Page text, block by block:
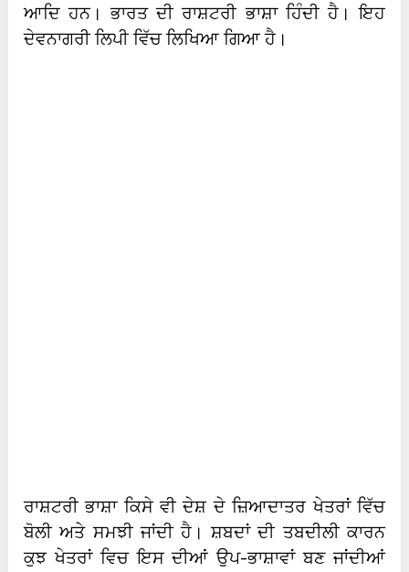
ਆਦਿ ਹਨ। ਭਾਰਤ ਦੀ ਰਾਸ਼ਟਰੀ ਭਾਸ਼ਾ ਹਿੰਦੀ ਹੈ। ਇਹ
ਦੇਵਨਾਗਰੀ ਲਿਪੀ ਵਿੱਚ ਲਿਖਿਆ ਗਿਆ ਹੈ।
ਰਾਸ਼ਟਰੀ ਭਾਸ਼ਾ ਕਿਸੇ ਵੀ ਦੇਸ਼ ਦੇ ਜ਼ਿਆਦਾਤਰ ਖੇਤਰਾਂ ਵਿੱਚ
ਬੋਲੀ ਅਤੇ ਸਮਝੀ ਜਾਂਦੀ ਹੈ। ਸ਼ਬਦਾਂ ਦੀ ਤਬਦੀਲੀ ਕਾਰਨ
ਕੁਝ ਖੇਤਰਾਂ ਵਿਚ ਇਸ ਦੀਆਂ ਉਪ-ਭਾਸ਼ਾਵਾਂ ਬਣ ਜਾਂਦੀਆਂ